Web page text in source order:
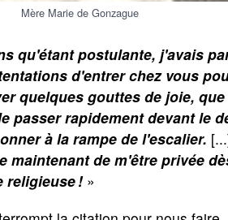
Mère Marie de Gonzague
qu'étant postulante, j'avais
d'entrer chez vous
quelques gouttes de joie, que
passer rapidement devant le
à la rampe de l'escalier.
maintenant de m'être privée
religieuse !»